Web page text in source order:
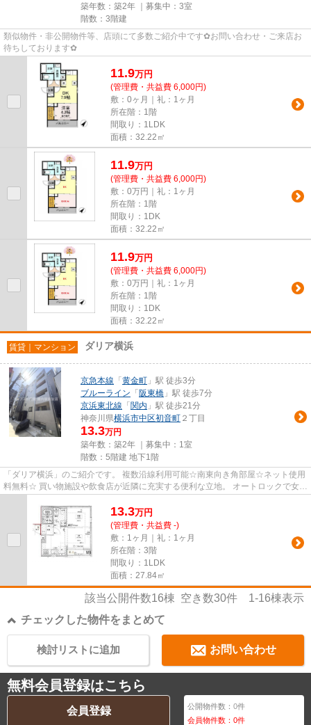
築年数：築2年 ｜募集中： 3室
階数：3階建
類似物件・非公開物件等、店頭にて多数ご紹介中です✿お問い合わせ・ご来店お
待ちしております✿
11.9万円
(管理費・共益費 6,000円)
敷：0ヶ月｜礼：1ヶ月
所在階：1階
間取り：1LDK
面積：32.22㎡
11.9万円
(管理費・共益費 6,000円)
敷：0万円｜礼：1ヶ月
所在階：1階
間取り：1DK
面積：32.22㎡
11.9万円
(管理費・共益費 6,000円)
敷：0万円｜礼：1ヶ月
所在階：1階
間取り：1DK
面積：32.22㎡
賃貸｜マンション ダリア横浜
京急本線 「 黄金町 」駅 徒歩3分
ブルーライン 「 阪東橋 」駅 徒歩7分
京浜東北線 「 関内 」駅 徒歩21分
神奈川県横浜市中区初音町 ２丁目
13.3万円
築年数：築2年 ｜募集中： 1室
階数：5階建 地下1階
「ダリア横浜」のご紹介です。 複数沿線利用可能☆南東向き角部屋☆ネット使用
料無料☆ 買い物施設や飲食店が近隣に充実する便利な立地。 オートロックで女性
13.3万円
(管理費・共益費 -)
敷：1ヶ月｜礼：1ヶ月
所在階：3階
間取り：1LDK
面積：27.84㎡
該当公開件数16棟 空き数30件 1-16棟表示
チェックした物件をまとめて
お問い合わせ
検討リストに追加
無料会員登録はこちら
会員登録 公開物件数：0件
会員物件数：0件